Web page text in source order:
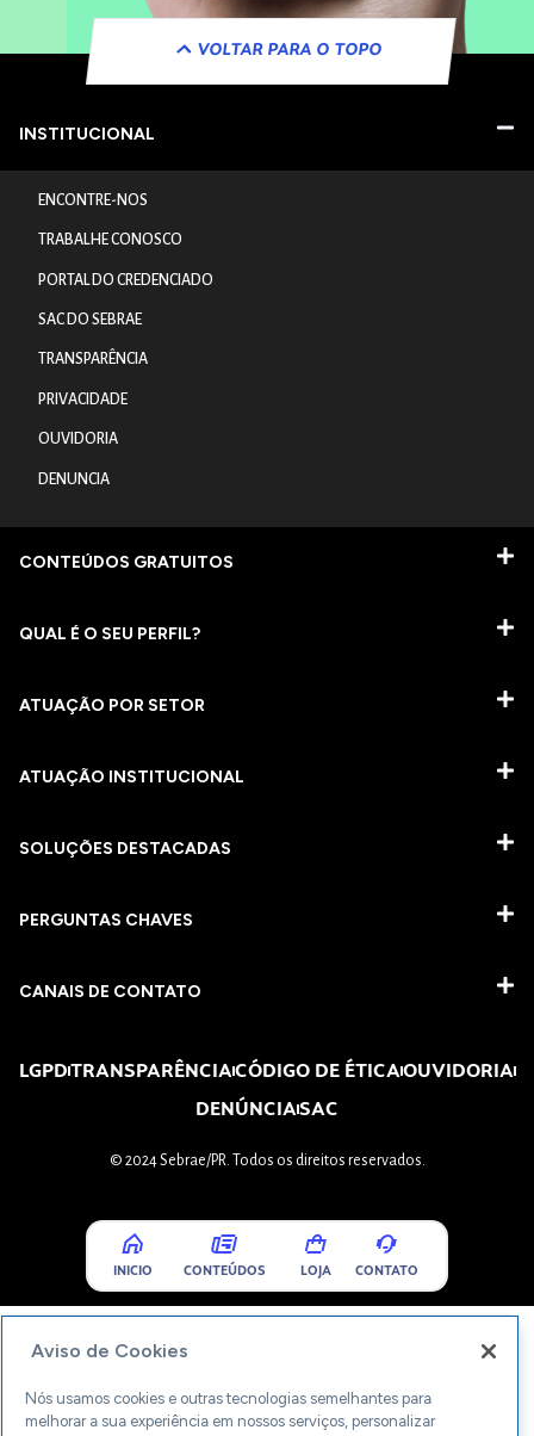
VOLTAR PARA O TOPO
INSTITUCIONAL
ENCONTRE-NOS
TRABALHE CONOSCO
PORTAL DO CREDENCIADO
SAC DO SEBRAE
TRANSPARÊNCIA
PRIVACIDADE
OUVIDORIA
DENUNCIA
CONTEÚDOS GRATUITOS
QUAL É O SEU PERFIL?
ATUAÇÃO POR SETOR
ATUAÇÃO INSTITUCIONAL
SOLUÇÕES DESTACADAS
PERGUNTAS CHAVES​
CANAIS DE CONTATO
LGPDTRANSPARÊNCIACÓDIGO DE ÉTICAOUVIDORIA
DENÚNCIASAC
© 2024 Sebrae/PR. Todos os direitos reservados.
INICIO CONTEÚDOS LOJA CONTATO
Aviso de Cookies
Nós usamos cookies e outras tecnologias semelhantes para
melhorar a sua experiência em nossos serviços, personalizar